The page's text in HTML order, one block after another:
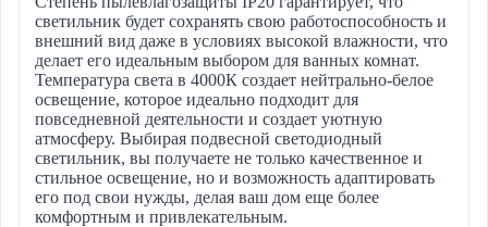
светильник будет сохранять свою работоспособность и
внешний вид даже в условиях высокой влажности, что
делает его идеальным выбором для ванных комнат.
Температура света в 4000К создает нейтрально-белое
освещение, которое идеально подходит для
повседневной деятельности и создает уютную
атмосферу. Выбирая подвесной светодиодный
светильник, вы получаете не только качественное и
стильное освещение, но и возможность адаптировать
его под свои нужды, делая ваш дом еще более
комфортным и привлекательным.